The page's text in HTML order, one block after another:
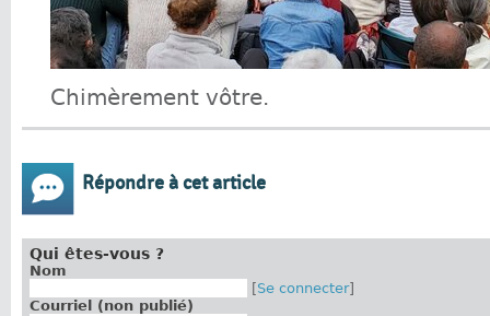
Chimèrement vôtre.
Répondre à cet article
Qui êtes-vous ?
Nom
[Se connecter]
Courriel (non publié)